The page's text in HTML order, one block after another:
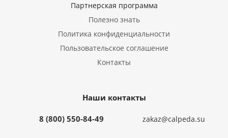
Партнерская программа
Полезно знать
Политика конфиденциальности
Пользовательское соглашение
Контакты
Наши контакты
8 (800) 550-84-49 zakaz@calpeda.su